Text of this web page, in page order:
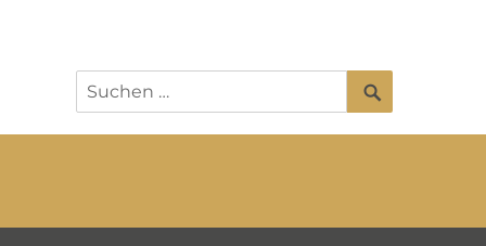
Suchen
nach:
SUCHEN